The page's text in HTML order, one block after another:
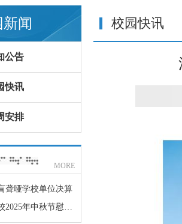
闻
公告
快讯
安排
MORE
聋哑学校单位决算
郑州市盲聋哑学校2025年中秋节慰问品项目采购意向
校园快讯